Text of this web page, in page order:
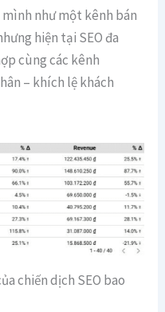
mình như một kênh bán
hiện tại SEO đa
cùng các kênh
– khích lệ khách
chiếndịch SEO bao